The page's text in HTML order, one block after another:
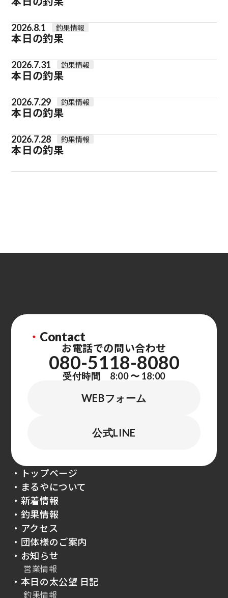
2026.8.1 釣果情報
本日の釣果
2026.7.31 釣果情報
本日の釣果
2026.7.29 釣果情報
本日の釣果
2026.7.28 釣果情報
本日の釣果
・ Contact
お電話での問い合わせ
080-5118-8080
受付時間 8:00 〜 18:00
WEBフォーム
公式LINE
・トップページ
・まるやについて
・新着情報
・釣果情報
・アクセス
・団体様のご案内
・お知らせ
営業情報
・本日の太公望 日記
釣果情報